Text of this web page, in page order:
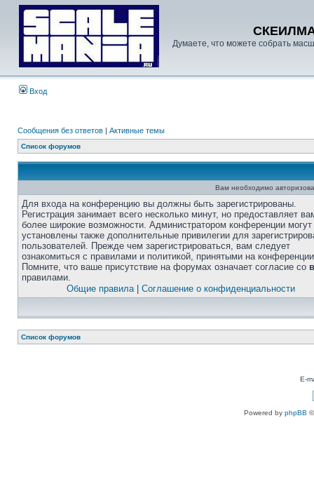
Думаете, что можете собрать
Вход
Сообщения без ответов | Активные темы
Список форумов
Вам необходимо
Для входа на конференцию вы должны быть зарегистрированы.
Регистрация занимает всего несколько минут, но предоставляет
более широкие возможности. Администратором конференции
установлены также дополнительные привилегии для
пользователей. Прежде чем зарегистрироваться, вам следует
ознакомиться с правилами и политикой, принятыми на
Помните, что ваше присутствие на форумах означает согласие со
правилами.
Общие правила| Соглашение о конфиденциальности
Список форумов
E-
Powered by phpBB